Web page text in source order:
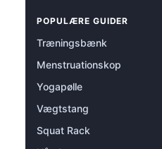
POPULÆRE GUIDER
Træningsbænk
Menstruationskop
Yogapølle
Vægtstang
Squat Rack